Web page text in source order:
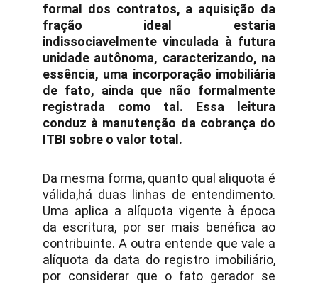
formal dos contratos, a aquisição da
fração ideal estaria
indissociavelmente vinculada à futura
unidade autônoma, caracterizando, na
essência, uma incorporação imobiliária
de fato, ainda que não formalmente
registrada como tal. Essa leitura
conduz à manutenção da cobrança do
ITBI sobre o valor total.
Da mesma forma, quanto qual aliquota é
válida,há duas linhas de entendimento.
Uma aplica a alíquota vigente à época
da escritura, por ser mais benéfica ao
contribuinte. A outra entende que vale a
alíquota da data do registro imobiliário,
por considerar que o fato gerador se